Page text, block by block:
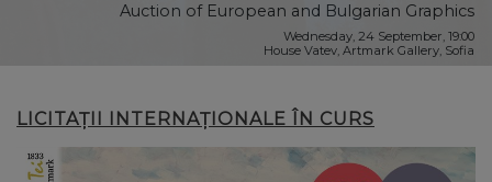
Auction of European and Bulgarian Graphics
Wednesday, 24 September, 19:00
House Vatev, Artmark Gallery, Sofia
LICITAȚII INTERNAȚIONALE ÎN CURS